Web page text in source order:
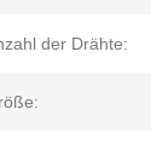
der Drähte: